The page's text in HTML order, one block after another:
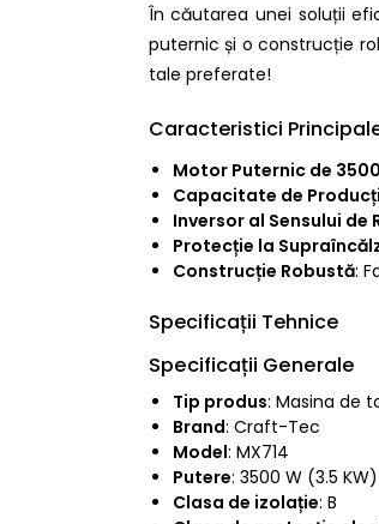
În căutarea unei soluții
puternic și o construcție
tale preferate!
Caracteristici
Motor Puternic de
Capacitate de
Inversor al Sensului de
Protecție la
Construcție Robustă:
Specificații Tehnice
Specificații Generale
Tip produs: Masina de
Brand: Craft-Tec
Model: MX714
Putere: 3500 W (3.5 KW)
Clasa de izolație: B